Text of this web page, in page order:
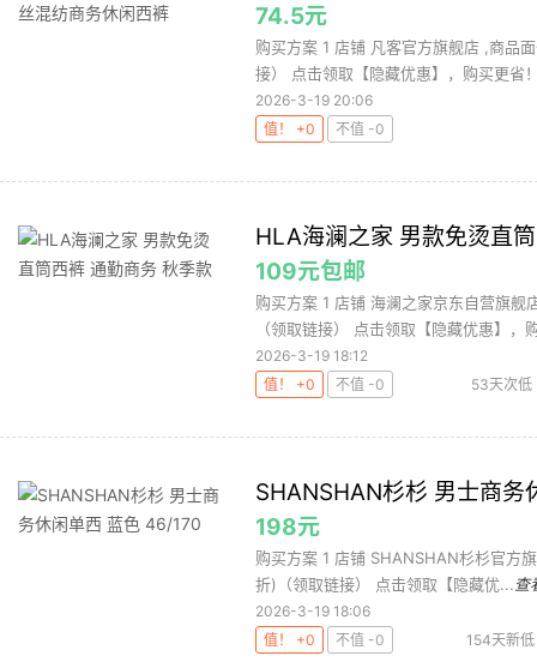
74.5元
购买方案 1 店铺 凡客官方旗舰店 ,商品
接） 点击领取【隐藏优惠】，购买更省
2026-3-19 20:06
值！ +0
不值 -0
HLA海澜之家 男款免烫直
109元包邮
购买方案 1 店铺 海澜之家京东自营旗
（领取链接） 点击领取【隐藏优惠】，
2026-3-19 18:12
值！ +0
不值 -0 53天次低
SHANSHAN杉杉 男士商
198元
购买方案 1 店铺 SHANSHAN杉杉官方
折)（领取链接） 点击领取【隐藏优... 查
2026-3-19 18:06
值！ +0
不值 -0 154天新低